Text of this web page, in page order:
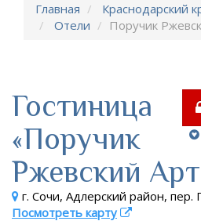
Главная Краснодарский
Отели
Поручик
Гостиница
«Поручик
Ржевский
г. Сочи, Адлерский район,
Посмотреть карту